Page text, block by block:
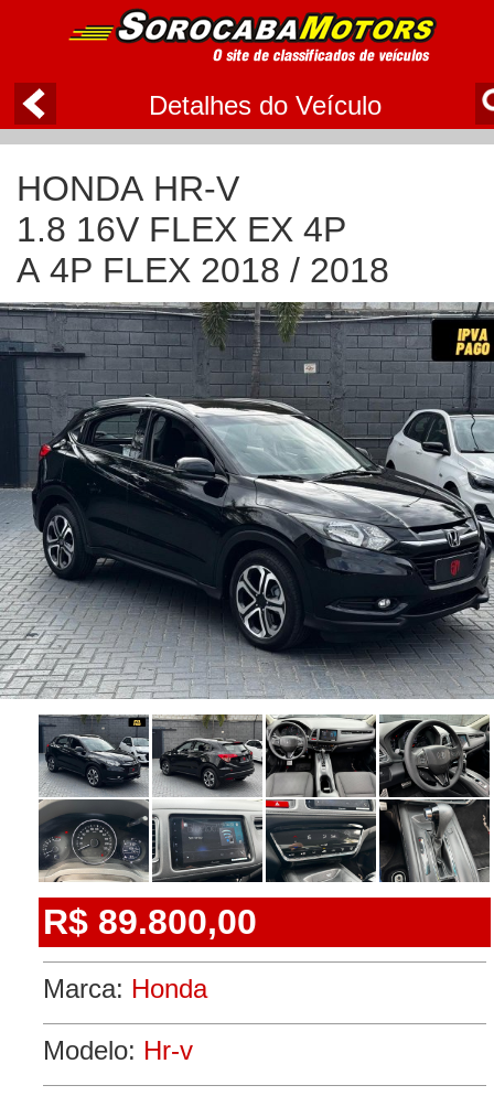
Detalhes do Veículo
HONDA HR-V
1.8 16V FLEX EX 4P
A 4P FLEX 2018 / 2018
R$ 89.800,00
Marca: Honda
Modelo: Hr-v